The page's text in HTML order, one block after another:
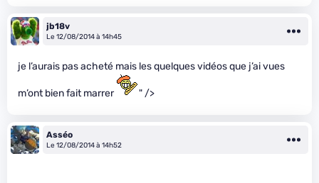
jb18v
Le 12/08/2014 à 14h45
je l’aurais pas acheté mais les quelques vidéos que j’ai vues
m’ont bien fait marrer " />
Asséo
Le 12/08/2014 à 14h52